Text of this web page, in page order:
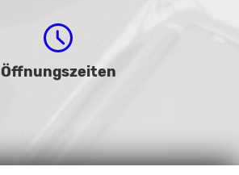
Öffnungszeiten